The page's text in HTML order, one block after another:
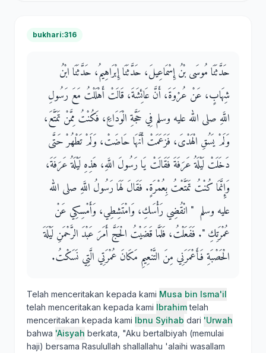
bukhari:316
حَدَّثَنَا مُوسَى بْنُ إِسْمَاعِيلَ، حَدَّثَنَا إِبْرَاهِيمُ، حَدَّثَنَا ابْنُ
شِهَابٍ، عَنْ عُرْوَةَ، أَنَّ عَائِشَةَ، قَالَتْ أَهْلَلْتُ مَعَ رَسُولِ
اللَّهِ صلى الله عليه وسلم فِي حَجَّةِ الْوَدَاعِ، فَكُنْتُ مِمَّنْ تَمَتَّعَ،
وَلَمْ يَسُقِ الْهَدْىَ، فَزَعَمَتْ أَنَّهَا حَاضَتْ، وَلَمْ تَطْهُرْ حَتَّى
دَخَلَتْ لَيْلَةُ عَرَفَةَ فَقَالَتْ يَا رَسُولَ اللَّهِ، هَذِهِ لَيْلَةُ عَرَفَةَ،
وَإِنَّمَا كُنْتُ تَمَتَّعْتُ بِعُمْرَةٍ‏.‏ فَقَالَ لَهَا رَسُولُ اللَّهِ صلى الله
عليه وسلم ‏ "‏ انْقُضِي رَأْسَكِ، وَامْتَشِطِي، وَأَمْسِكِي عَنْ
عُمْرَتِكِ ‏"‏‏.‏ فَفَعَلْتُ، فَلَمَّا قَضَيْتُ الْحَجَّ أَمَرَ عَبْدَ الرَّحْمَنِ لَيْلَةَ
الْحَصْبَةِ فَأَعْمَرَنِي مِنَ التَّنْعِيمِ مَكَانَ عُمْرَتِي الَّتِي نَسَكْتُ‏.‏
Telah menceritakan kepada kami Musa bin Isma'il
telah menceritakan kepada kami Ibrahimtelah
menceritakan kepada kami Ibnu Syihab dari 'Urwah
bahwa 'Aisyah berkata, "Aku bertalbiyah (memulai
haji) bersama Rasulullah shallallahu 'alaihi wasallam